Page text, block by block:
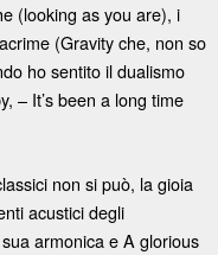
(looking as you are), i
(Gravity che, non so
ho sentito il dualismo
– It’s been a long time
non si può, la gioia
acustici degli
armonica e A glorious